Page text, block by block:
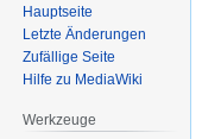
Hauptseite
Letzte Änderungen
Zufällige Seite
Hilfe zu MediaWiki
Werkzeuge